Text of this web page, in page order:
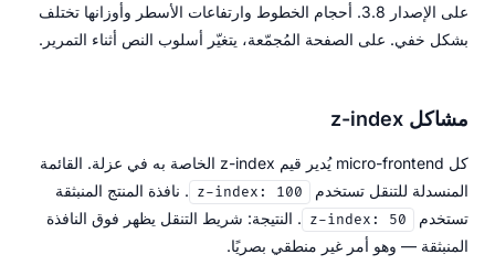
على الإصدار 3.8. أحجام الخطوط وارتفاعات الأسطر وأوزانها تختلف
بشكل خفي. على الصفحة المُجمّعة، يتغيّر أسلوب النص أثناء التمرير.
مشاكل z-index
كل micro-frontend يُدير قيم z-index الخاصة به في عزلة. القائمة
المنسدلة للتنقل تستخدم
z-index: 100 . نافذة المنتج المنبثقة
تستخدم
z-index: 50 . النتيجة: شريط التنقل يظهر فوق النافذة
المنبثقة — وهو أمر غير منطقي بصريًا.